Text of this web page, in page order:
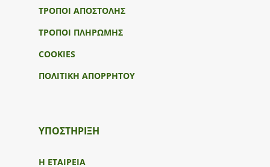
ΤΡΟΠΟΙ ΑΠΟΣΤΟΛΗΣ
ΤΡΟΠΟΙ ΠΛΗΡΩΜΗΣ
COOKIES
ΠΟΛΙΤΙΚΗ ΑΠΟΡΡΗΤΟΥ
ΥΠΟΣΤΉΡΙΞΗ
Η ΕΤΑΙΡΕΙΑ